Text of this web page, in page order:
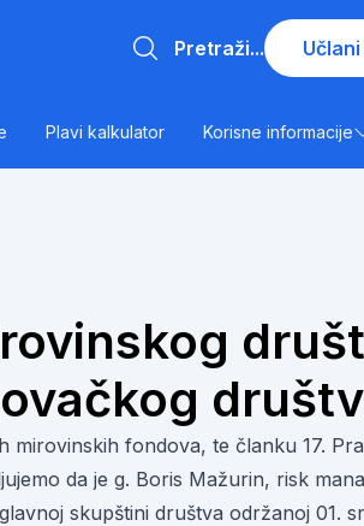
Plavi kalkulator Korisne informacije
fondova, te članku 17.
da je g. Boris Mažurin, risk
skupštini društva održanoj 01.